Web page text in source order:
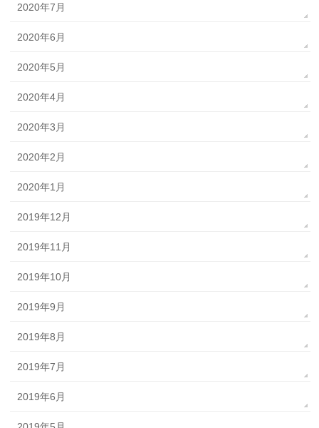
2020年7月
2020年6月
2020年5月
2020年4月
2020年3月
2020年2月
2020年1月
2019年12月
2019年11月
2019年10月
2019年9月
2019年8月
2019年7月
2019年6月